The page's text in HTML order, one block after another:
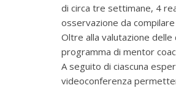
di circa tre settimane, 4
osservazione da compilare
Oltre alla valutazione
programma di mentor
A seguito di ciascuna
videoconferenza